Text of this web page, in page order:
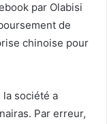
par Olabisi
de
chinoise pour
la société a
Par erreur,